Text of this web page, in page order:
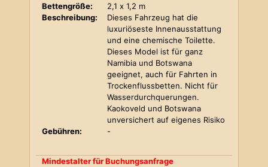
Bettengröße:
2,1 x 1,2 m
Beschreibung:
Dieses Fahrzeug hat die
luxuriöseste Innenausstattung
und eine chemische Toilette.
Dieses Model ist für ganz
Namibia und Botswana
geeignet, auch für Fahrten in
Trockenflussbetten. Nicht für
Wasserdurchquerungen.
Kaokoveld und Botswana
unversichert auf eigenes Risiko
Gebühren:
-
Mindestalter für Buchungsanfrage